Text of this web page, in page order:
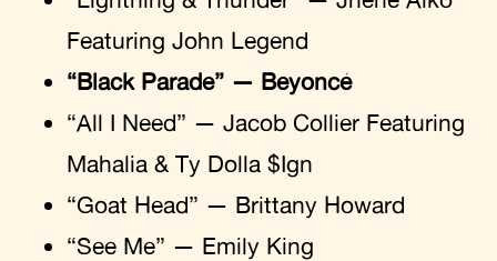
Featuring John Legend
“Black Parade” — Beyoncé
“All I Need” — Jacob Collier Featuring
Mahalia & Ty Dolla $Ign
“Goat Head” — Brittany Howard
“See Me” — Emily King